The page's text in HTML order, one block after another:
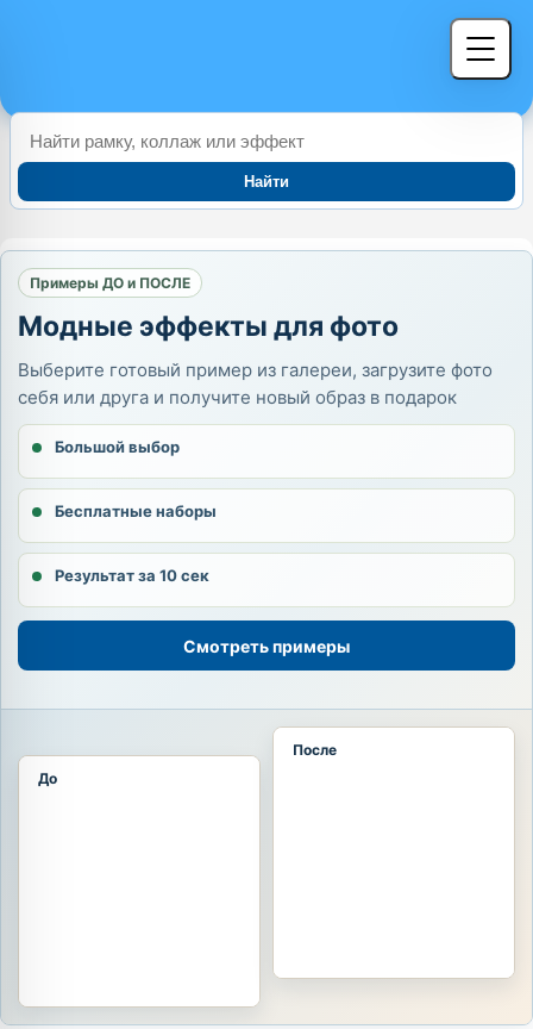
Найти
Примеры ДО и ПОСЛЕ
Модные эффекты для фото
Выберите готовый пример из галереи, загрузите фото
себя или друга и получите новый образ в подарок
Большой выбор
Бесплатные наборы
Результат за 10 сек
Смотреть примеры
До
После